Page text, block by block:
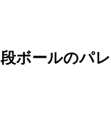
段ボールのパ